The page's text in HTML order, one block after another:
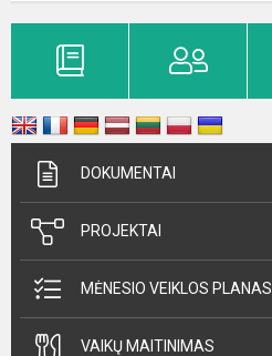
DOKUMENTAI
PROJEKTAI
MĖNESIO VEIKLOS PLANAS
VAIKŲ MAITINIMAS